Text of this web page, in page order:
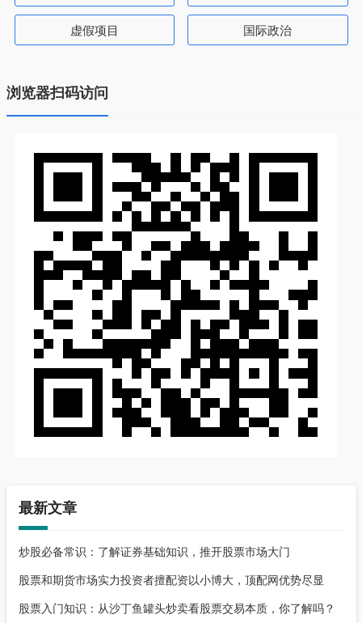
虚假项目 国际政治
浏览器扫码访问
最新文章
炒股必备常识：了解证券基础知识，推开股票市场大门
股票和期货市场实力投资者擅配资以小博大，顶配网优势尽显
股票入门知识：从沙丁鱼罐头炒卖看股票交易本质，你了解吗？